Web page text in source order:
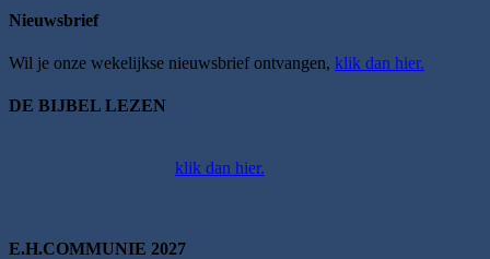
Nieuwsbrief
Wil je onze wekelijkse nieuwsbrief ontvangen, klik dan hier.
DE BIJBEL LEZEN
klik dan hier.
E.H.COMMUNIE 2027